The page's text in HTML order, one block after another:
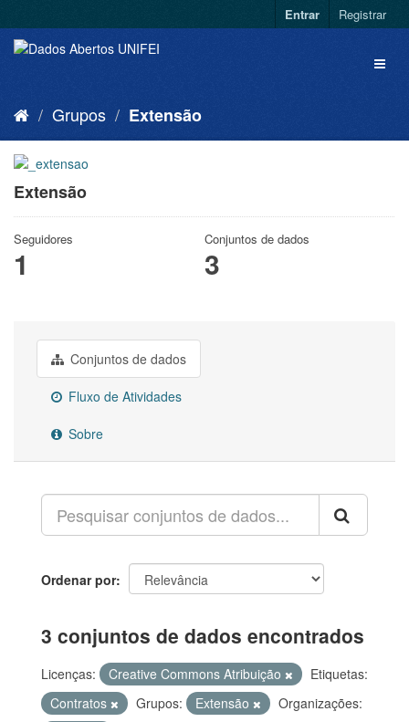
Entrar Registrar
Grupos Extensão
Extensão
Seguidores
1
Conjuntos de dados
3
Conjuntos de dados
Fluxo de Atividades
Sobre
Ordenar por
3 conjuntos de dados encontrados
Licenças: Creative Commons Atribuição
Etiquetas:
Contratos
Grupos: Extensão
Organizações: